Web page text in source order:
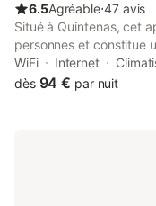
6.5Agréable⋅47 avis
Situé à Quintenas, cet
personnes et constitue
chaussée, entièrement
L'établissement dispose
WiFi Internet
dès 94 € par nuit